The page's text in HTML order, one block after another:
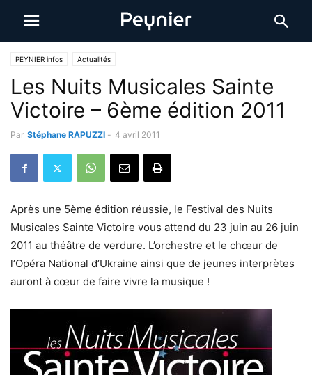
PEYNIER infos Actualités
Les Nuits Musicales Sainte
Victoire – 6ème édition 2011
Par Stéphane RAPUZZI - 4 avril 2011
Après une 5ème édition réussie, le Festival des Nuits
Musicales Sainte Victoire vous attend du 23 juin au 26 juin
2011 au théâtre de verdure. L’orchestre et le chœur de
l’Opéra National d’Ukraine ainsi que de jeunes interprètes
auront à cœur de faire vivre la musique !